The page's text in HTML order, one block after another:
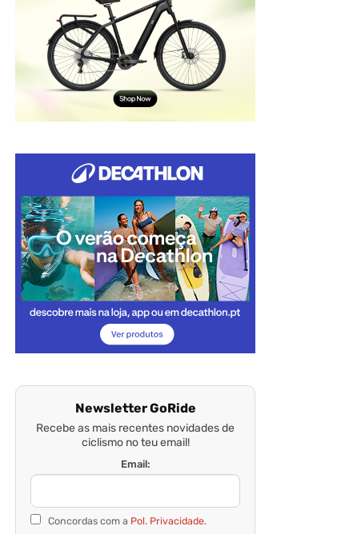
Newsletter GoRide
Recebe as mais recentes novidades de
ciclismo no teu email!
Email:
Concordas com a Pol. Privacidade.